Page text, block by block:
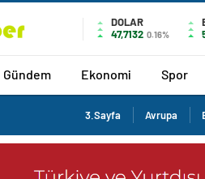
DOLAR
47,7132 0.16%
Gündem Ekonomi Spor
3.Sayfa Avrupa